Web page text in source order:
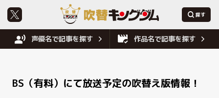
声優名で記事を探す 作品名で記事を探す
BS（有料）にて放送予定の吹替え版情報！